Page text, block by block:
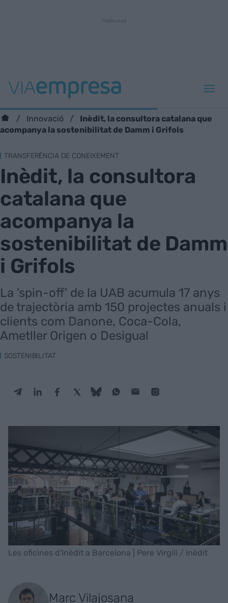
Innovació
Inèdit, la consultora catalana que
acompanya la sostenibilitat de Damm i Grifols
TRANSFERÈNCIA DE CONEIXEMENT
Inèdit, la consultora
catalana que
acompanya la
sostenibilitat de Damm
i Grifols
La 'spin-off' de la UAB acumula 17 anys
de trajectòria amb 150 projectes anuals i
clients com Danone, Coca-Cola,
Ametller Origen o Desigual
SOSTENIBILITAT
Les oficines d'Inèdit a Barcelona | Pere Virgili / Inèdit
Marc Vilajosana